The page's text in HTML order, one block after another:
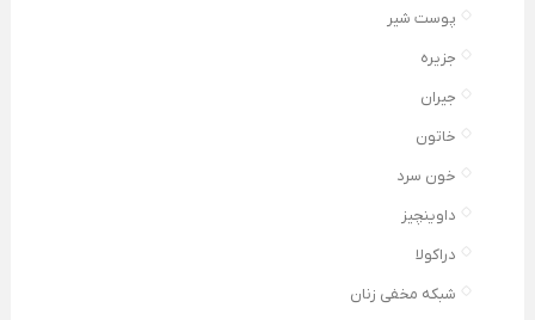
پوست شیر
جزیره
جیران
خاتون
خون سرد
داوینچیز
دراکولا
شبکه مخفی زنان